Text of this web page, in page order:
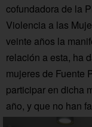
cofundadora de la
Violencia a las
veinte años la
relación a esta, ha
mujeres de Fuente
participar en dicha
año, y que no han